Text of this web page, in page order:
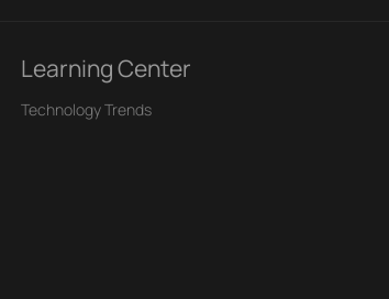
Learning Center
Technology Trends